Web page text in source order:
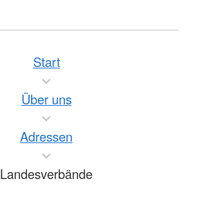
Start
Über uns
Adressen
Landesverbände